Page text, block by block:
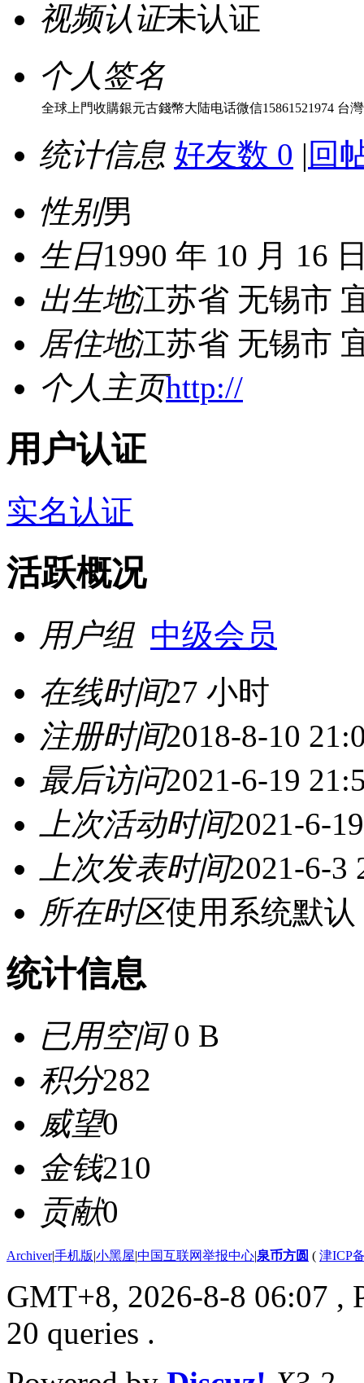
视频认证未认证
个人签名
全球上門收購銀元古錢幣大陆电话微信15861521974 台
统计信息 好友数 0 | 回
性别男
生日1990 年 10 月 16
出生地江苏省 无锡市
居住地江苏省 无锡市
个人主页http://
用户认证
实名认证
活跃概况
用户组 中级会员
在线时间27 小时
注册时间2018-8-10
最后访问2021-6-19
上次活动时间2021-6-
上次发表时间2021-6-3
所在时区使用系统默认
统计信息
已用空间0 B
积分282
威望0
金钱210
贡献0
Archiver|手机版|小黑屋|中国互联网举报中心|泉币方圆 ( 津ICP
GMT+8, 2026-8-8 06:07 ,
20 queries .